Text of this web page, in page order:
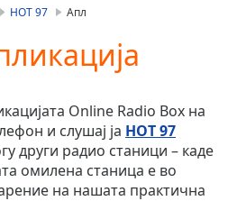
HOT 97 Апл
Online Radio Box на
и слушај ја HOT 97
други радио станици – каде
омилена станица е во
на нашата практична